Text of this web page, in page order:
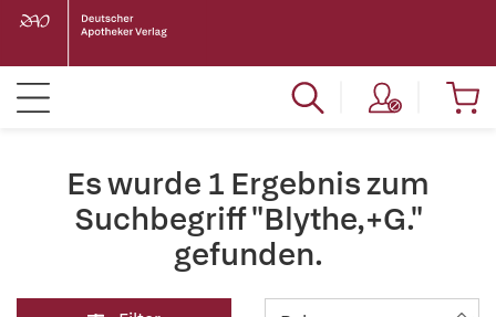
Es wurde 1 Ergebnis zum
Suchbegriff "Blythe,+G."
gefunden.